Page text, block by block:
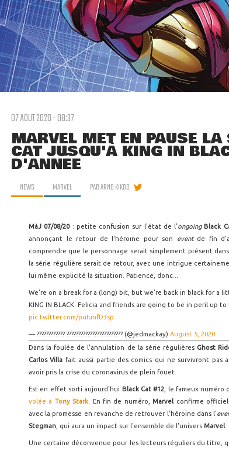
07 AOUT 2020 - 08:37
MARVEL MET EN PAUSE
CAT JUSQU'À KING IN
D'ANNÉE
NEWS MARVEL PARARNO KIKOO
MàJ 07/08/20 : petite confusion sur l'état de l'ongoing Black
annonçant le retour de l'héroïne pour son
event de fin
comprendre que le personnage serait simplement présent
la série régulière serait de retour, avec une intrigue
lui même explicité la situation. Patience, donc...
We're on a break for a (long) bit, but we're back in black for a
KING IN BLACK. Felicia and friends are going to be in peril up
pic.twitter.com/puIunfD3sp
— ???????????? ???????????????????????? (@jedmackay) August 5, 2020
Dans la foulée de l'annulation de la série régulières Ghost
Carlos Villa fait aussi partie des comics qui ne survivront pas
avoir pris la crise du coronavirus de plein fouet.
Est en effet sorti aujourd'hui Black Cat #12 , le fameux numéro
volée à Tony Stark . En fin de numéro,Marvel confirme
avec la promesse en revanche de retrouver l'héroïne dans l'
Stegman , qui aura un impact sur l'ensemble de l'univers Marvel
Une certaine déconvenue pour les lecteurs réguliers du titre,